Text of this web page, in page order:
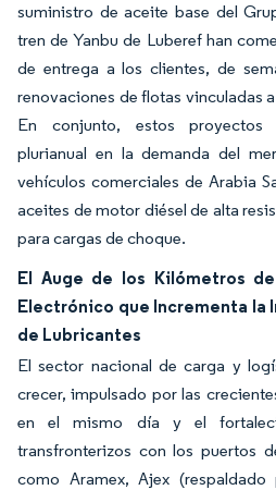
suministro de aceite base del
tren de Yanbu de Luberef han
de entrega a los clientes, de
renovaciones de flotas vinculadas
En conjunto, estos proyectos
plurianual en la demanda del
vehículos comerciales de Arabia
aceites de motor diésel de alta
para cargas de choque.
El Auge de los Kilómetros
Electrónico que Incrementa la
de Lubricantes
El sector nacional de carga y
crecer, impulsado por las
en el mismo día y el
transfronterizos con los puertos
como Aramex, Ajex